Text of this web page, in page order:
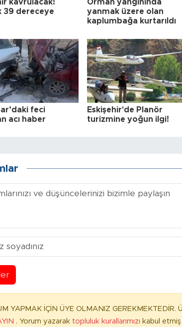
kavrulacak!
39 dereceye
Orman yangınında
yanmak üzere olan
kaplumbağa kurtarıldı
feci
acı haber
Eskişehir'de Planör
turizmine yoğun ilgi!
YAPMAK İÇİN ÜYE OLMANIZ GEREKMEKTEDİR.
. Yorum yazarak topluluk kurallarımızı kabul